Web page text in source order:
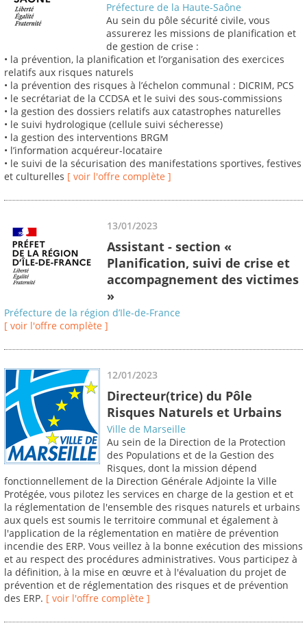
Préfecture de la Haute-Saône
Au sein du pôle sécurité civile, vous
assurerez les missions de planification et
de gestion de crise :
• la prévention, la planification et l’organisation des exercices
relatifs aux risques naturels
• la prévention des risques à l’échelon communal : DICRIM, PCS
• le secrétariat de la CCDSA et le suivi des sous-commissions
• la gestion des dossiers relatifs aux catastrophes naturelles
• le suivi hydrologique (cellule suivi sécheresse)
• la gestion des interventions BRGM
• l’information acquéreur-locataire
• le suivi de la sécurisation des manifestations sportives, festives
et culturelles [ voir l'offre complète ]
13/01/2023
Assistant - section «
Planification, suivi de crise et
accompagnement des victimes
»
Préfecture de la région d’Ile-de-France
[ voir l'offre complète ]
12/01/2023
Directeur(trice) du Pôle
Risques Naturels et Urbains
Ville de Marseille
Au sein de la Direction de la Protection
des Populations et de la Gestion des
Risques, dont la mission dépend
fonctionnellement de la Direction Générale Adjointe la Ville
Protégée, vous pilotez les services en charge de la gestion et et
la réglementation de l'ensemble des risques naturels et urbains
aux quels est soumis le territoire communal et également à
l'application de la réglementation en matière de prévention
incendie des ERP. Vous veillez à la bonne exécution des missions
et au respect des procédures administratives. Vous participez à
la définition, à la mise en œuvre et à l'évaluation du projet de
prévention et de réglementation des risques et de prévention
des ERP. [ voir l'offre complète ]